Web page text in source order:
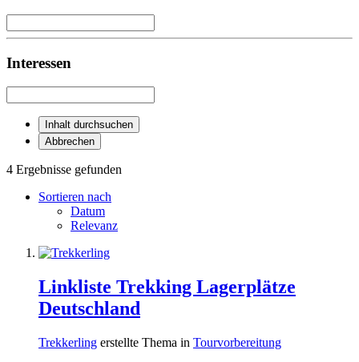
Interessen
Inhalt durchsuchen
Abbrechen
4 Ergebnisse gefunden
Sortieren nach
Datum
Relevanz
Linkliste Trekking Lagerplätze
Deutschland
Trekkerling erstellte Thema in Tourvorbereitung